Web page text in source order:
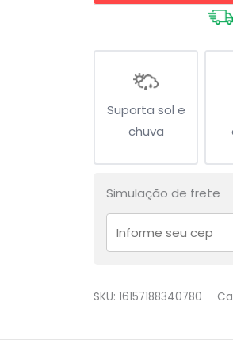
Suporta sol e
chuva
Simulação de frete
SKU: 16157188340780